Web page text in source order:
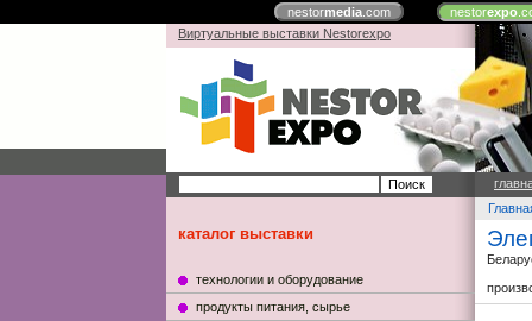
nestormedia.com nestorexpo
Виртуальные выставки Nestorexpo
каталог выставки
технологии и оборудование
продукты питания, сырье